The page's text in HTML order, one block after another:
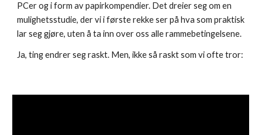
PCer og i form av papirkompendier. Det dreier seg om en
mulighetsstudie, der vi i første rekke ser på hva som praktisk
lar seg gjøre, uten å ta inn over oss alle rammebetingelsene.
Ja, ting endrer seg raskt. Men, ikke så raskt som vi ofte tror: